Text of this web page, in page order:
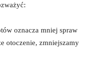
oznacza mniej‍ spraw
otoczenie, zmniejszamy